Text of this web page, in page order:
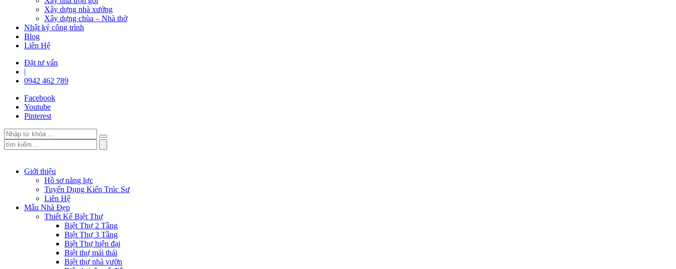
Xây dựng nhà xưởng
Xây dựng chùa – Nhà thờ
Nhật ký công trình
Blog
Liên Hệ
Đặt tư vấn
|
0942 462 789
Facebook
Youtube
Pinterest
Giới thiệu
Hồ sơ năng lực
Tuyển Dụng Kiến Trúc Sư
Liên Hệ
Mẫu Nhà Đẹp
Thiết Kế Biệt Thự
Biệt Thự 2 Tầng
Biệt Thự 3 Tầng
Biệt Thự hiện đại
Biệt thự mái thái
Biệt thự nhà vườn